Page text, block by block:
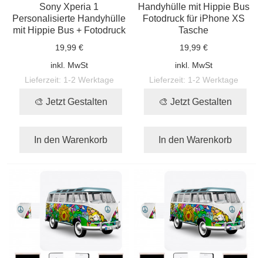
Sony Xperia 1
Personalisierte Handyhülle
mit Hippie Bus + Fotodruck
19,99 €
inkl. MwSt
Lieferzeit: 1-2 Werktage
🎨 Jetzt Gestalten
In den Warenkorb
Handyhülle mit Hippie Bus
Fotodruck für iPhone XS
Tasche
19,99 €
inkl. MwSt
Lieferzeit: 1-2 Werktage
🎨 Jetzt Gestalten
In den Warenkorb